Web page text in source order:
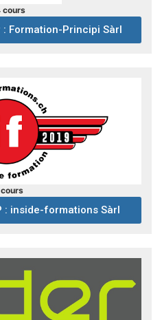
cours
: Formation-Principi Sàrl
: inside-formations Sàrl